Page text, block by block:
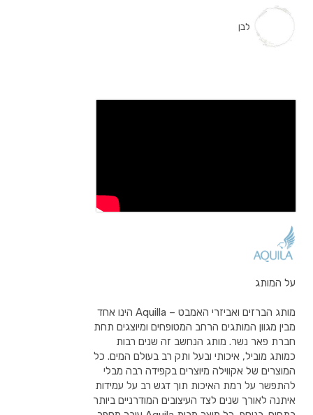
לבן
על המותג
מותג הברזים ואביזרי האמבט – Aquilla הינו אחד
מבין מגוון המותגים הרחב המטופחים ומיוצגים תחת
חברת פאר נשר. מותג הנחשב זה שנים רבות
כמותג מוביל, איכותי ובעל ותק רב בעולם המים. כל
המוצרים של אקווילה מיוצרים בקפידה רבה מבלי
להתפשר על רמת האיכות תוך דגש רב על עמידות
איתנה לאורך שנים לצד העיצובים המודרניים ביותר